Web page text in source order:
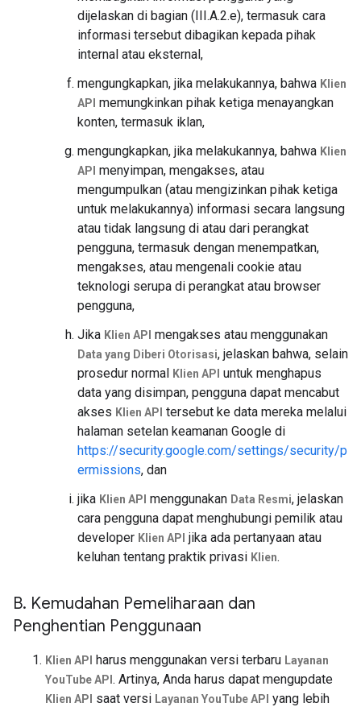
dijelaskan di bagian (III.A.2.e), termasuk cara
informasi tersebut dibagikan kepada pihak
internal atau eksternal,
mengungkapkan, jika melakukannya, bahwa Klien
API memungkinkan pihak ketiga menayangkan
konten, termasuk iklan,
mengungkapkan, jika melakukannya, bahwa Klien
API menyimpan, mengakses, atau
mengumpulkan (atau mengizinkan pihak ketiga
untuk melakukannya) informasi secara langsung
atau tidak langsung di atau dari perangkat
pengguna, termasuk dengan menempatkan,
mengakses, atau mengenali cookie atau
teknologi serupa di perangkat atau browser
pengguna,
Jika Klien API mengakses atau menggunakan
Data yang Diberi Otorisasi, jelaskan bahwa, selain
prosedur normal Klien API untuk menghapus
data yang disimpan, pengguna dapat mencabut
akses Klien API tersebut ke data mereka melalui
halaman setelan keamanan Google di
https://security.google.com/settings/security/p
ermissions, dan
jika Klien API menggunakan Data Resmi, jelaskan
cara pengguna dapat menghubungi pemilik atau
developer Klien API jika ada pertanyaan atau
keluhan tentang praktik privasi Klien.
B. Kemudahan Pemeliharaan dan
Penghentian Penggunaan
Klien API harus menggunakan versi terbaru Layanan
YouTube API . Artinya, Anda harus dapat mengupdate
Klien API saat versi Layanan YouTube API yang lebih